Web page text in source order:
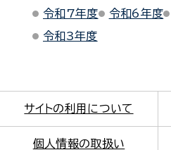
令和7年度
令和6年度
令和3年度
サイトの利用について
個人情報の取扱い